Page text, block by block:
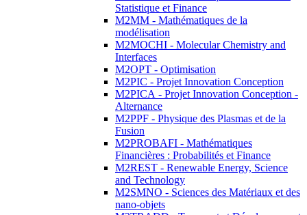
Statistique et Finance
M2MM - Mathématiques de la
modélisation
M2MOCHI - Molecular Chemistry and
Interfaces
M2OPT - Optimisation
M2PIC - Projet Innovation Conception
M2PICA - Projet Innovation Conception -
Alternance
M2PPF - Physique des Plasmas et de la
Fusion
M2PROBAFI - Mathématiques
Financières : Probabilités et Finance
M2REST - Renewable Energy, Science
and Technology
M2SMNO - Sciences des Matériaux et des
nano-objets